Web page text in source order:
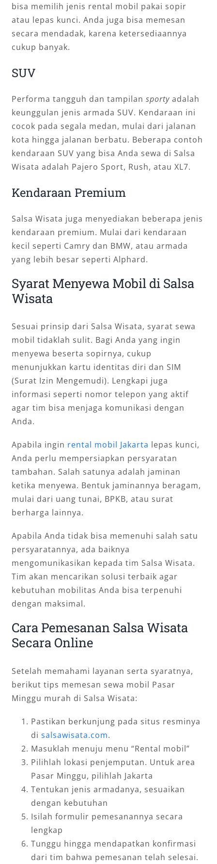
bisa memilih jenis rental mobil pakai sopir
atau lepas kunci. Anda juga bisa memesan
secara mendadak, karena ketersediaannya
cukup banyak.
SUV
Performa tangguh dan tampilan sporty adalah
keunggulan jenis armada SUV. Kendaraan ini
cocok pada segala medan, mulai dari jalanan
kota hingga jalanan berbatu. Beberapa contoh
kendaraan SUV yang bisa Anda sewa di Salsa
Wisata adalah Pajero Sport, Rush, atau XL7.
Kendaraan Premium
Salsa Wisata juga menyediakan beberapa jenis
kendaraan premium. Mulai dari kendaraan
kecil seperti Camry dan BMW, atau armada
yang lebih besar seperti Alphard.
Syarat Menyewa Mobil di Salsa
Wisata
Sesuai prinsip dari Salsa Wisata, syarat sewa
mobil tidaklah sulit. Bagi Anda yang ingin
menyewa beserta sopirnya, cukup
menunjukkan kartu identitas diri dan SIM
(Surat Izin Mengemudi). Lengkapi juga
informasi seperti nomor telepon yang aktif
agar tim bisa menjaga komunikasi dengan
Anda.
Apabila ingin rental mobil Jakarta lepas kunci,
Anda perlu mempersiapkan persyaratan
tambahan. Salah satunya adalah jaminan
ketika menyewa. Bentuk jaminannya beragam,
mulai dari uang tunai, BPKB, atau surat
berharga lainnya.
Apabila Anda tidak bisa memenuhi salah satu
persyaratannya, ada baiknya
mengomunikasikan kepada tim Salsa Wisata.
Tim akan mencarikan solusi terbaik agar
kebutuhan mobilitas Anda bisa terpenuhi
dengan maksimal.
Cara Pemesanan Salsa Wisata
Secara Online
Setelah memahami layanan serta syaratnya,
berikut tips memesan sewa mobil Pasar
Minggu murah di Salsa Wisata:
Pastikan berkunjung pada situs resminya
di salsawisata.com.
Masuklah menuju menu “Rental mobil”
Pilihlah lokasi penjemputan. Untuk area
Pasar Minggu, pilihlah Jakarta
Tentukan jenis armadanya, sesuaikan
dengan kebutuhan
Isilah formulir pemesanannya secara
lengkap
Tunggu hingga mendapatkan konfirmasi
dari tim bahwa pemesanan telah selesai.